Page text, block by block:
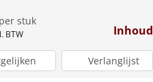
per stuk
BTW Inhoud
Verlanglijst